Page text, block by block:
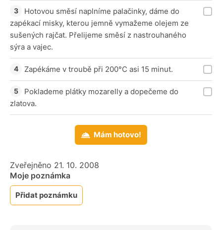
Hotovou směsí naplníme palačinky, dáme do
zapékací misky, kterou jemně vymažeme olejem ze
sušených rajčat. Přelijeme směsí z nastrouhaného
sýra a vajec.
Zapékáme v troubě při 200°C asi 15 minut.
Poklademe plátky mozarelly a dopečeme do
zlatova.
Mám hotovo!
Zveřejněno 21. 10. 2008
Moje poznámka
Přidat poznámku